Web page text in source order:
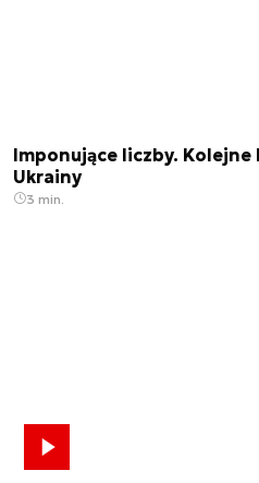
Imponujące liczby.
Ukrainy
3 min.